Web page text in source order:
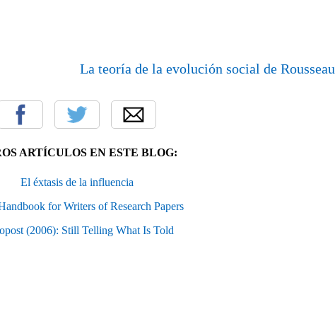
La teoría de la evolución social de Rousseau
ARTÍCULOS EN ESTE BLOG:
El éxtasis de la influencia
for Writers of Research Papers
(2006): Still Telling What Is Told